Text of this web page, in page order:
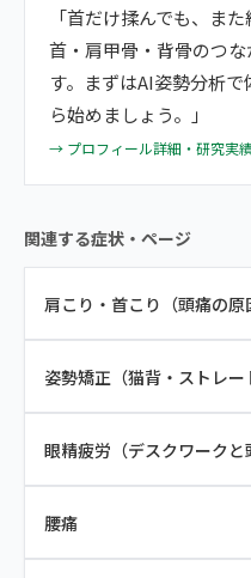
「首だけ揉んでも、ま
首・肩甲骨・背骨のつ
す。まずはAI姿勢分析
ら始めましょう。」
→ プロフィール詳細・研究実
関連する症状・ページ
肩こり・首こり（頭痛の原
姿勢矯正（猫背・ストレー
眼精疲労（デスクワークと
腰痛